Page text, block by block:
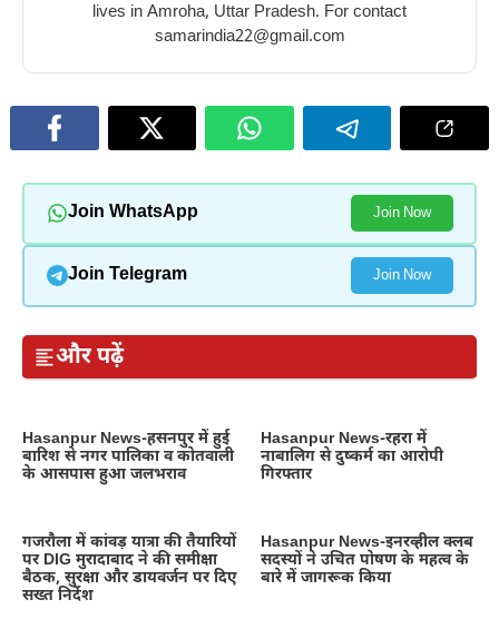
lives in Amroha, Uttar Pradesh. For contact
samarindia22@gmail.com
Join WhatsApp Join Now
Join Telegram Join Now
और पढ़ें
Hasanpur News-हसनपुर में हुई
बारिश से नगर पालिका व कोतवाली
के आसपास हुआ जलभराव
Hasanpur News-रहरा में
नाबालिग से दुष्कर्म का आरोपी
गिरफ्तार
गजरौला में कांवड़ यात्रा की तैयारियों
पर DIG मुरादाबाद ने की समीक्षा
बैठक, सुरक्षा और डायवर्जन पर दिए
सख्त निर्देश
Hasanpur News-इनरव्हील क्लब
सदस्यों ने उचित पोषण के महत्व के
बारे में जागरूक किया